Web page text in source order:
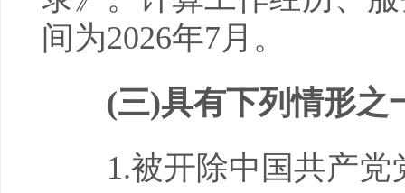
间为2026年7月。
(三)具有下列情形之
1.被开除中国共产党